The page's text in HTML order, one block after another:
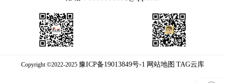
Copyright ©2022-2025 豫ICP备19013849号-1 网站地图 TAG云库